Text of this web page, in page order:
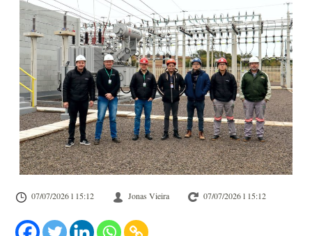
07/07/2026 l 15:12 Jonas Vieira 07/07/2026 l 15:12